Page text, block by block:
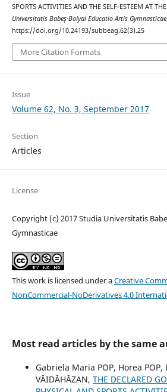
SPORTS ACTIVITIES AND THE SELF-ESTEEM AT
Universitatis Babeş-Bolyai Educatio Artis Gymnasticae,
https://doi.org/10.24193/subbeag.62(3).25
More Citation Formats
Issue
Volume 62, No. 3, September 2017
Section
Articles
License
Copyright (c) 2017 Studia Universitatis
Gymnasticae
This work is licensed under aCreative
NonCommercial-NoDerivatives 4.0
Most read articles by the same
Gabriela Maria POP, Horea
VĂIDĂHĂZAN, THE DECLARED